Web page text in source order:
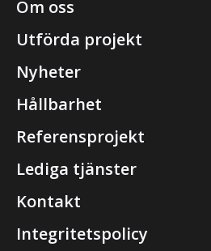
Om oss
Utförda projekt
Nyheter
Hållbarhet
Referensprojekt
Lediga tjänster
Kontakt
Integritetspolicy